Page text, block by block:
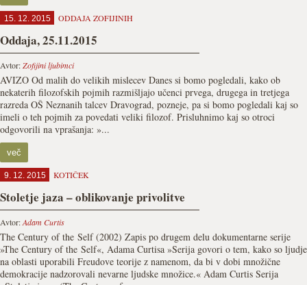
15. 12. 2015 ODDAJA ZOFIJINIH
Oddaja, 25.11.2015
Avtor:Zofijini ljubimci
AVIZO Od malih do velikih mislecev Danes si bomo pogledali, kako ob
nekaterih filozofskih pojmih razmišljajo učenci prvega, drugega in tretjega
razreda OŠ Neznanih talcev Dravograd, pozneje, pa si bomo pogledali kaj so
imeli o teh pojmih za povedati veliki filozof. Prisluhnimo kaj so otroci
odgovorili na vprašanja: »...
več
9. 12. 2015 KOTIČEK
Stoletje jaza – oblikovanje privolitve
Avtor:Adam Curtis
The Century of the Self (2002) Zapis po drugem delu dokumentarne serije
»The Century of the Self«, Adama Curtisa »Serija govori o tem, kako so ljudje
na oblasti uporabili Freudove teorije z namenom, da bi v dobi množične
demokracije nadzorovali nevarne ljudske množice.« Adam Curtis Serija